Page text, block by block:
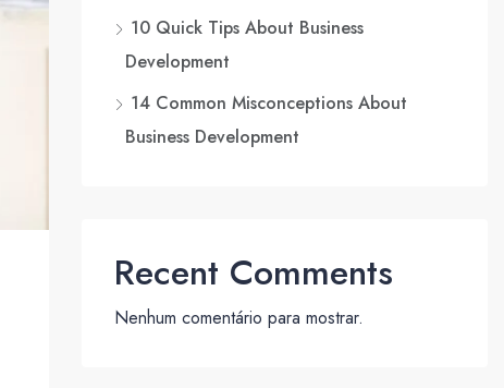
10 Quick Tips About Business
Development
14 Common Misconceptions About
Business Development
Recent Comments
Nenhum comentário para mostrar.